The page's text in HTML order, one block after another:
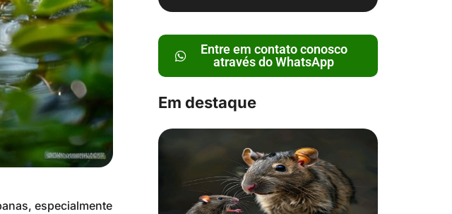
especialmente
Entre em contato conosco
através do WhatsApp
Em destaque